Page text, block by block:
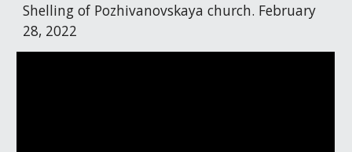
Shelling of Pozhivanovskaya church. February
28, 2022